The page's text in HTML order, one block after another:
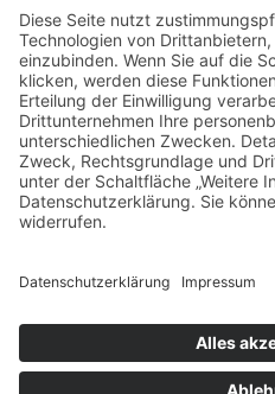
Service
Information
Unsere weiteren Shops
Alle Preise inkl. gesetzl.